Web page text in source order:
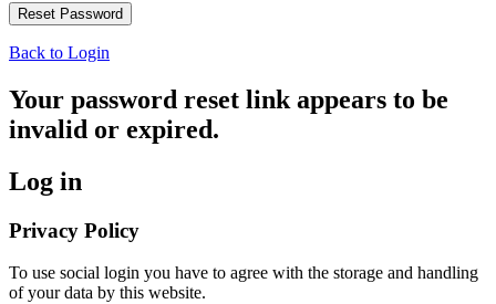
Back to Login
Your password reset link appears to be
invalid or expired.
Log in
Privacy Policy
To use social login you have to agree with the storage and handling
of your data by this website.